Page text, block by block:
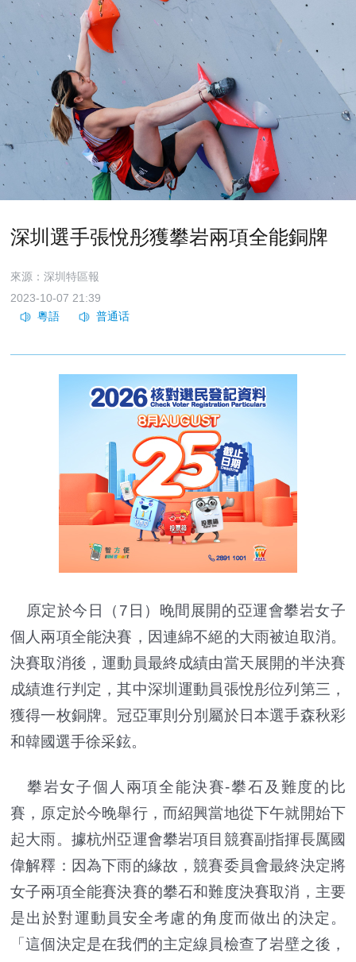
深圳選手張悅彤獲攀岩兩項全能銅牌
來源：深圳特區報
2023-10-07 21:39
原定於今日（7日）晚間展開的亞運會攀岩女子
個人兩項全能決賽，因連綿不絕的大雨被迫取消。
決賽取消後，運動員最終成績由當天展開的半決賽
成績進行判定，其中深圳運動員張悅彤位列第三，
獲得一枚銅牌。冠亞軍則分別屬於日本選手森秋彩
和韓國選手徐采鉉。
攀岩女子個人兩項全能決賽-攀石及難度的比
賽，原定於今晚舉行，而紹興當地從下午就開始下
起大雨。據杭州亞運會攀岩項目競賽副指揮長厲國
偉解釋：因為下雨的緣故，競賽委員會最終決定將
女子兩項全能賽決賽的攀石和難度決賽取消，主要
是出於對運動員安全考慮的角度而做出的決定。
「這個決定是在我們的主定線員檢查了岩壁之後，